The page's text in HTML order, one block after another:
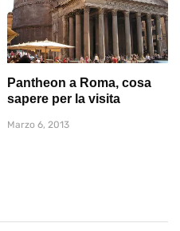
Pantheon a Roma, cosa
sapere per la visita
Marzo 6, 2013